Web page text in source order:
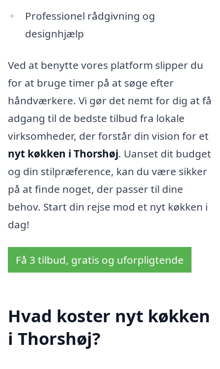
Professionel rådgivning og
designhjælp
Ved at benytte vores platform slipper du
for at bruge timer på at søge efter
håndværkere. Vi gør det nemt for dig at få
adgang til de bedste tilbud fra lokale
virksomheder, der forstår din vision for et
nyt køkken i Thorshøj. Uanset dit budget
og din stilpræference, kan du være sikker
på at finde noget, der passer til dine
behov. Start din rejse mod et nyt køkken i
dag!
Få 3 tilbud, gratis og uforpligtende
Hvad koster nyt køkken
i Thorshøj?